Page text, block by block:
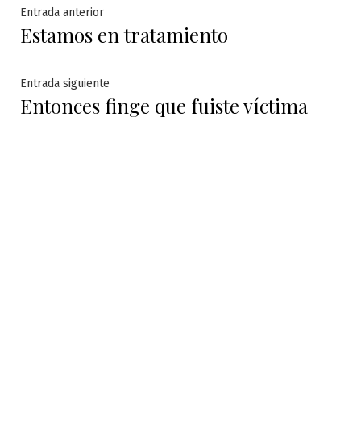
Navegación
de
entradas
Entrada anteriorEntrada
anterior:
Estamos en tratamiento
Entrada siguiente
siguiente:
Entonces finge que fuiste víctima